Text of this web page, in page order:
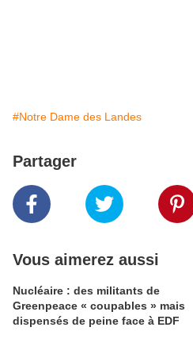
#Notre Dame des Landes
Partager
Vous aimerez aussi
Nucléaire : des militants de
Greenpeace « coupables » mais
dispensés de peine face à EDF